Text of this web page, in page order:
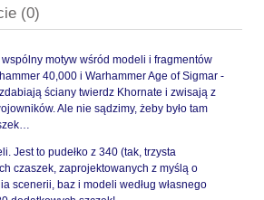
(0)
motyw wśród modeli i fragmentów
40,000 i Warhammer Age of Sigmar -
ściany twierdz Khornate i zwisają z
Ale nie sądzimy, żeby było tam
Jest to pudełko z 340 (tak, trzysta
czaszek, zaprojektowanych z myślą o
scenerii, baz i modeli według własnego